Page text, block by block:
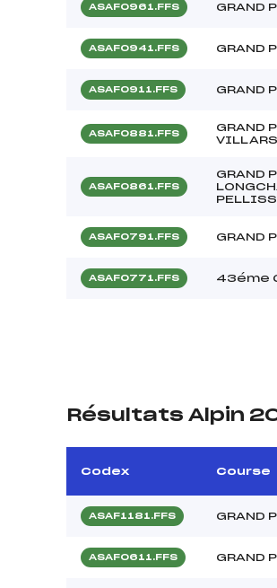
ASAF0961.FFS GRAND
ASAF0941.FFS GRAND
ASAF0911.FFS GRAND
ASAF0881.FFS
GRAND
VILLARS
ASAF0861.FFS
GRAND
ASAF0791.FFS GRAND
ASAF0771.FFS 43éme
Résultats Alpin
Codex Course
ASAF1181.FFS GRAND
ASAF0611.FFS GRAND